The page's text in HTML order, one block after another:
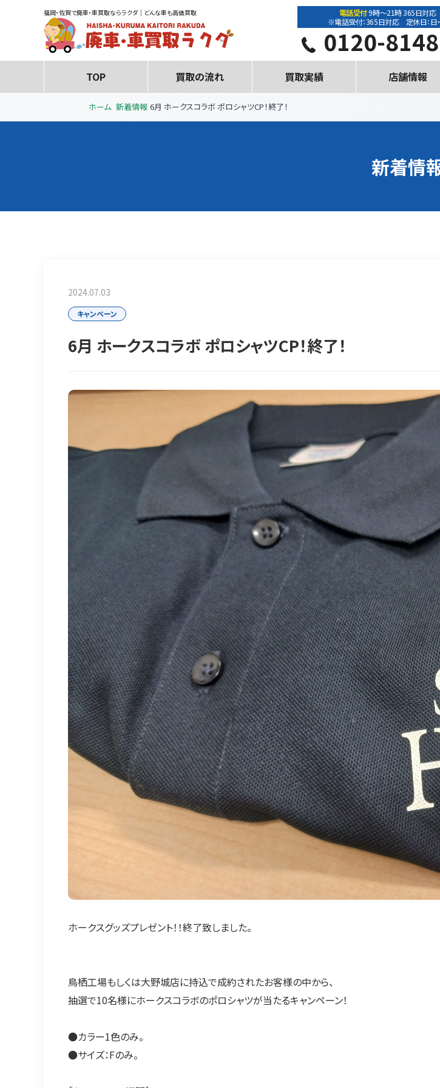
福岡・佐賀で廃車・車買取ならラクダ｜どんな車も高価買取 電話受付9時～21時 365日対応
※電話受付：365日対応 定休日：日
0120-
TOP 買取の流れ 買取実績 店舗情報
ホーム 新着情報 6月 ホークスコラボ ポロシャツCP！終了！
新着情
2024.07.03
キャンペーン
6月 ホークスコラボ ポロシャツCP！終了！
ホークスグッズプレゼント！！終了致しました。
鳥栖工場もしくは大野城店に持込で成約されたお客様の中から、
抽選で10名様にホークスコラボのポロシャツが当たるキャンペーン！
●カラー1色のみ。
●サイズ：Fのみ。